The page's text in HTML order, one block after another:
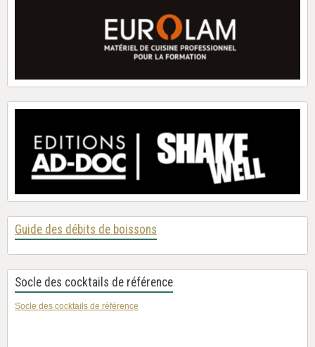
Guide des débits de boissons
Socle des cocktails de référence
Socle des cocktails de référence